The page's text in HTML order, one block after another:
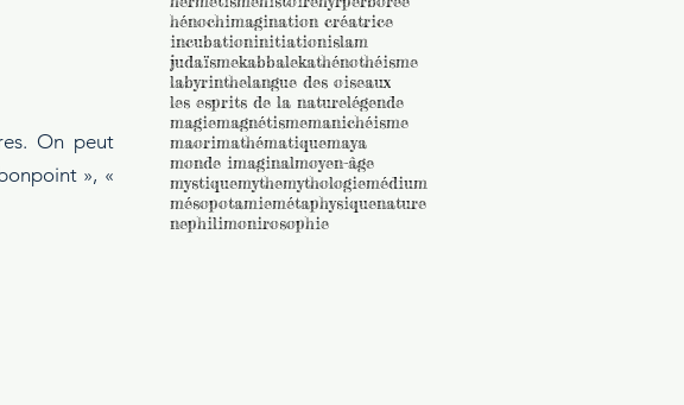
On peut
», «
hénochimagination créatrice
incubationinitiationislam
judaïsmekabbalekathénothéisme
labyrinthelangue des oiseaux
les esprits de la naturelégende
magiemagnétismemanichéisme
maorimathématiquemaya
monde imaginalmoyen-âge
mystiquemythemythologiemédium
mésopotamiemétaphysiquenature
nephilimonirosophie